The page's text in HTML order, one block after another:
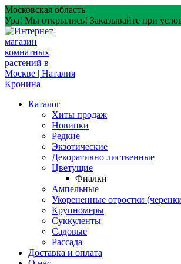
Перейти
к
содержанию
Московская область
Ура! Мы открылись! Заказывайте при
Каталог
Хиты продаж
Новинки
Редкие
Экзотические
Декоративно лиственные
Цветущие
Фиалки
Ампельные
Укорененные отростки
Крупномеры
Суккуленты
Садовые
Рассада
Доставка и оплата